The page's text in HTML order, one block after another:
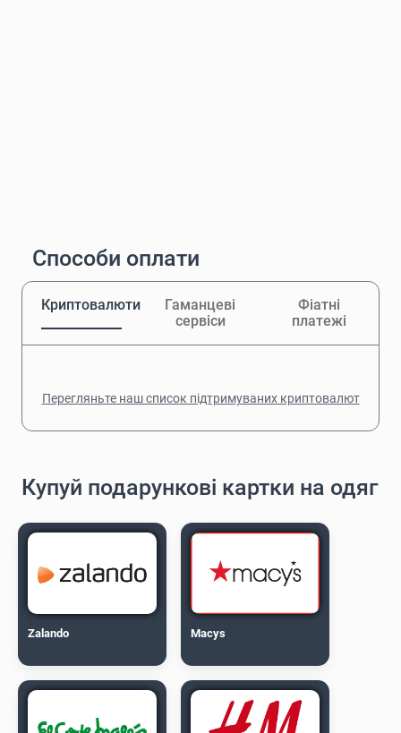
Способи оплати
Криптовалюти
Гаманцеві
сервіси
Фіатні
платежі
Перегляньте наш список підтримуваних криптовалют
Купуй подарункові картки на одяг
Zalando Macys